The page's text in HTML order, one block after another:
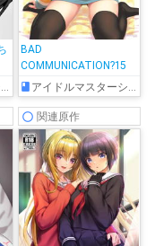
BAD
COMMUNICATION?15
アイドルマスターシンデレラガールズ
関連原作